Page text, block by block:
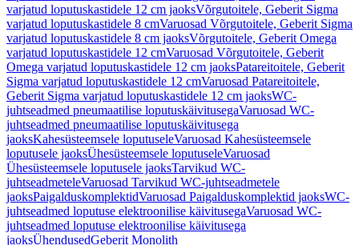
varjatud loputuskastidele 12 cm jaoksVõrgutoitele, Geberit Sigma
varjatud loputuskastidele 8 cmVaruosad Võrgutoitele, Geberit Sigma
varjatud loputuskastidele 8 cm jaoksVõrgutoitele, Geberit Omega
varjatud loputuskastidele 12 cmVaruosad Võrgutoitele, Geberit
Omega varjatud loputuskastidele 12 cm jaoksPatareitoitele, Geberit
Sigma varjatud loputuskastidele 12 cmVaruosad Patareitoitele,
Geberit Sigma varjatud loputuskastidele 12 cm jaoksWC-
juhtseadmed pneumaatilise loputuskäivitusegaVaruosad WC-
juhtseadmed pneumaatilise loputuskäivitusega
jaoksKahesüsteemsele loputuseleVaruosad Kahesüsteemsele
loputusele jaoksÜhesüsteemsele loputuseleVaruosad
Ühesüsteemsele loputusele jaoksTarvikud WC-
juhtseadmeteleVaruosad Tarvikud WC-juhtseadmetele
jaoksPaigalduskomplektidVaruosad Paigalduskomplektid jaoksWC-
juhtseadmed loputuse elektroonilise käivitusegaVaruosad WC-
juhtseadmed loputuse elektroonilise käivitusega
jaoksÜhendusedGeberit Monolith